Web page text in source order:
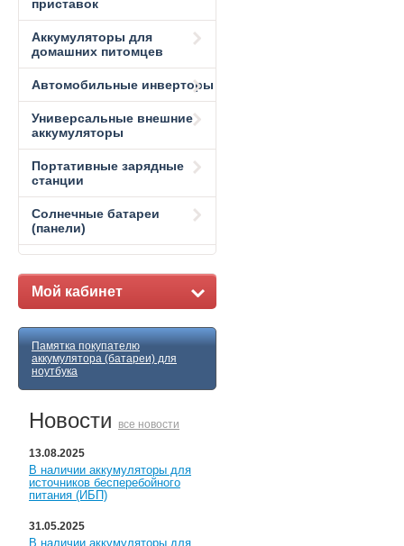
приставок
Аккумуляторы для
домашних питомцев
Автомобильные инверторы
Универсальные внешние
аккумуляторы
Портативные зарядные
станции
Солнечные батареи
(панели)
Мой кабинет
Памятка покупателю
аккумулятора (батареи) для
ноутбука
Новости все новости
13.08.2025
В наличии аккумуляторы для
источников бесперебойного
питания (ИБП)
31.05.2025
В наличии аккумуляторы для